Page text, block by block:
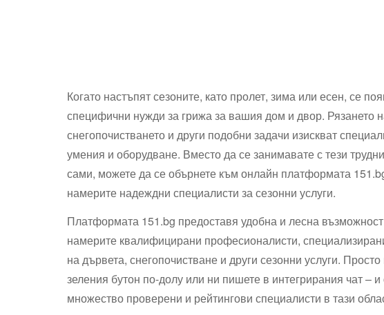
Когато настъпят сезоните, като пролет, зима или есен, се
специфични нужди за грижа за вашия дом и двор. Рязането
снегопочистването и други подобни задачи изискват
умения и оборудване. Вместо да се занимавате с тези
сами, можете да се обърнете към онлайн платформата
намерите надеждни специалисти за сезонни услуги.
Платформата 151.bg предоставя удобна и лесна
намерите квалифицирани професионалисти,
на дървета, снегопочистване и други сезонни услуги. Просто
зеления бутон по-долу или ни пишете в интегрирания чат – и
множество проверени и рейтингови специалисти в тази